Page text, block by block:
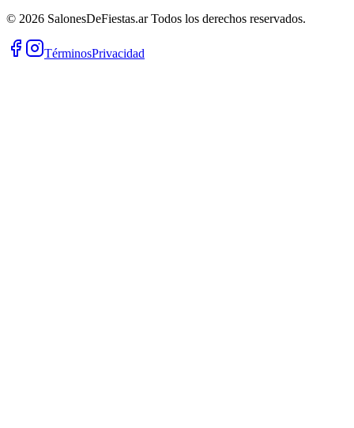
© 2026 SalonesDeFiestas.arTodos los derechos reservados.
TérminosPrivacidad